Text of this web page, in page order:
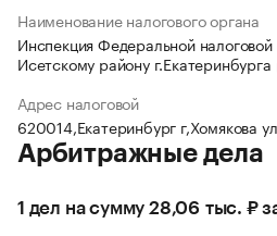
Наименование налогового органа
Инспекция Федеральной
Исетскому району г.Екатеринбурга
Адрес налоговой
620014,Екатеринбург г,Хомякова
Арбитражные дела
1 дел на сумму 28,06 тыс. ₽